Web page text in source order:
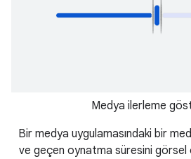
Medya ilerleme
Bir medya uygulamasındaki bir
ve geçen oynatma süresini